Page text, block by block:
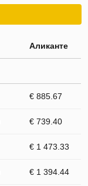
Аликанте
€ 885.67
€ 739.40
€ 1 473.33
€ 1 394.44